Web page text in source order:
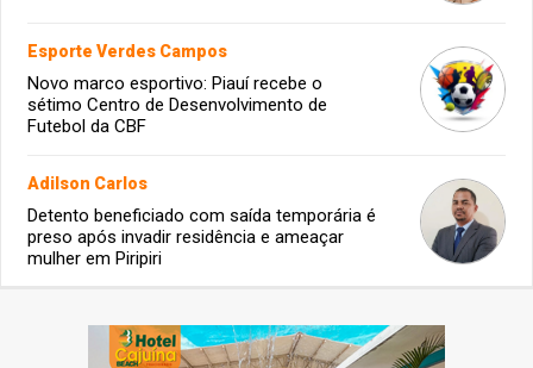
Esporte Verdes Campos
Novo marco esportivo: Piauí recebe o
sétimo Centro de Desenvolvimento de
Futebol da CBF
Adilson Carlos
Detento beneficiado com saída temporária é
preso após invadir residência e ameaçar
mulher em Piripiri